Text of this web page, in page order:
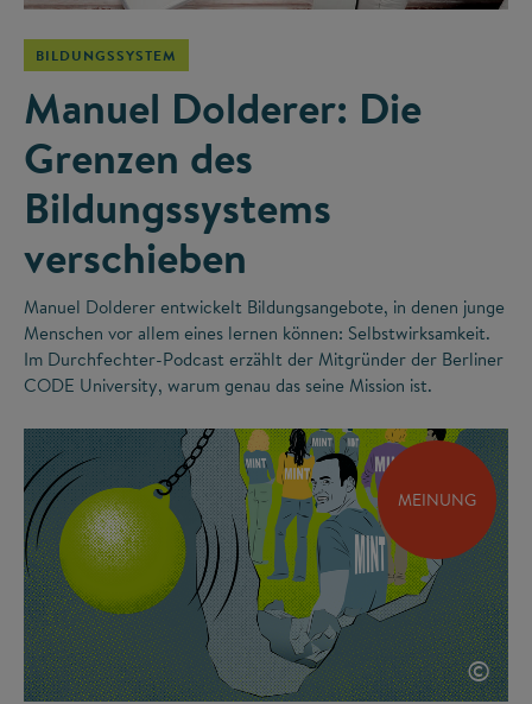
BILDUNGSSYSTEM
Manuel Dolderer: Die
Grenzen des
Bildungssystems
verschieben
Manuel Dolderer entwickelt Bildungsangebote, in denen junge
Menschen vor allem eines lernen können: Selbstwirksamkeit.
Im Durchfechter-Podcast erzählt der Mitgründer der Berliner
CODE University, warum genau das seine Mission ist.
MEINUNG
©